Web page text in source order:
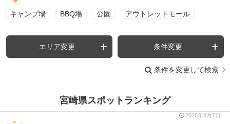
キャンプ場 BBQ場 公園 アウトレットモール
エリア変更 条件変更
条件を変更して検索
宮崎県スポットランキング
2026年8月7日